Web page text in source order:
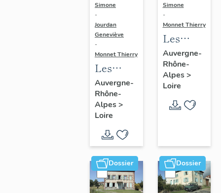
Simone
-
Jourdan
Geneviève
-
Monnet Thierry
Les
fermes
du
canton
Montbrison
Auvergne-
Rhône-
Alpes>
Loire
Simone
-
Monnet Thierry
Les
monuments
aux
morts du
de
Auvergne-
Rhône-
Alpes>
Loire
Dossier Dossier